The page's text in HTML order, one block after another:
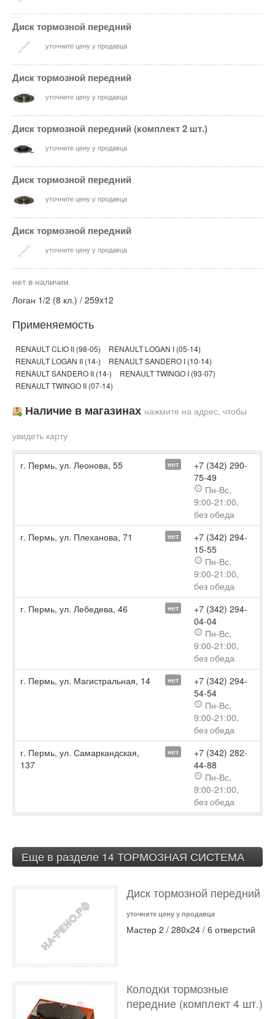
Диск тормозной передний
уточните цену у продавца
Диск тормозной передний
уточните цену у продавца
Диск тормозной передний (комплект 2 шт.)
уточните цену у продавца
Диск тормозной передний
уточните цену у продавца
Диск тормозной передний
уточните цену у продавца
нет в наличии
Логан 1/2 (8 кл.) / 259x12
Применяемость
RENAULT CLIO II (98-05)
RENAULT LOGAN I (05-14)
RENAULT LOGAN II (14-)
RENAULT SANDERO I (10-14)
RENAULT SANDERO II (14-)
RENAULT TWINGO I (93-07)
RENAULT TWINGO II (07-14)
Наличие в магазинах нажмите на адрес, чтобы
увидеть карту
г. Пермь, ул. Леонова, 55 нет
+7 (342) 290-
75-49
Пн-Вс,
9:00-21:00,
без обеда
г. Пермь, ул. Плеханова, 71
нет
+7 (342) 294-
15-55
Пн-Вс,
9:00-21:00,
без обеда
г. Пермь, ул. Лебедева, 46
нет
+7 (342) 294-
04-04
Пн-Вс,
9:00-21:00,
без обеда
г. Пермь, ул. Магистральная, 14
нет
+7 (342) 294-
54-54
Пн-Вс,
9:00-21:00,
без обеда
г. Пермь, ул. Самаркандская,
137
нет
+7 (342) 282-
44-88
Пн-Вс,
9:00-21:00,
без обеда
Еще в разделе 14 ТОРМОЗНАЯ СИСТЕМА
Диск тормозной передний
уточните цену у продавца
Мастер 2 / 280х24 / 6 отверстий
Колодки тормозные
передние (комплект 4 шт.)